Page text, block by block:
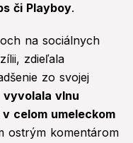
či Playboy.
na sociálnych
zdieľala
zo svojej
vyvolala vlnu
celom umeleckom
ostrým komentárom